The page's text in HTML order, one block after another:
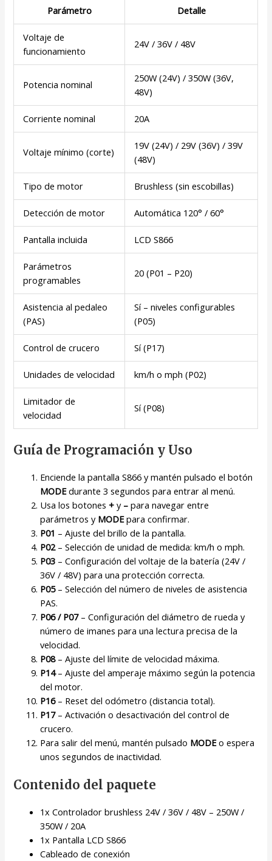
Parámetro Detalle
Voltaje de
funcionamiento
24V / 36V / 48V
Potencia nominal
250W (24V) / 350W (36V,
48V)
Corriente nominal 20A
Voltaje mínimo (corte)
19V (24V) / 29V (36V) / 39V
(48V)
Tipo de motor Brushless (sin escobillas)
Detección de motor Automática 120° / 60°
Pantalla incluida LCD S866
Parámetros
programables
20 (P01 – P20)
Asistencia al pedaleo
(PAS)
Sí – niveles configurables
(P05)
Control de crucero Sí (P17)
Unidades de velocidad km/h o mph (P02)
Limitador de
velocidad
Sí (P08)
Guía de Programación y Uso
Enciende la pantalla S866 y mantén pulsado el botón
MODEdurante 3 segundos para entrar al menú.
Usa los botones+ y – para navegar entre
parámetros y MODEpara confirmar.
P01 – Ajuste del brillo de la pantalla.
P02– Selección de unidad de medida: km/h o mph.
P03 – Configuración del voltaje de la batería (24V /
36V / 48V) para una protección correcta.
P05– Selección del número de niveles de asistencia
PAS.
P06 / P07– Configuración del diámetro de rueda y
número de imanes para una lectura precisa de la
velocidad.
P08– Ajuste del límite de velocidad máxima.
P14– Ajuste del amperaje máximo según la potencia
del motor.
P16– Reset del odómetro (distancia total).
P17– Activación o desactivación del control de
crucero.
Para salir del menú, mantén pulsado MODEo espera
unos segundos de inactividad.
Contenido del paquete
1x Controlador brushless 24V / 36V / 48V – 250W /
350W / 20A
1x Pantalla LCD S866
Cableado de conexión